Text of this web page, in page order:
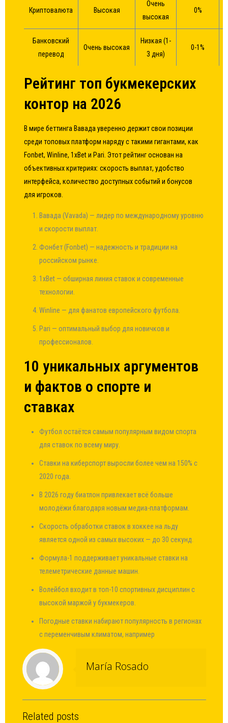
Криптовалюта Высокая
Очень
высокая
0%
Банковский
перевод
Очень высокая
Низкая (1-
3 дня)
0-1%
Рейтинг топ букмекерских
контор на 2026
В мире беттинга Вавада уверенно держит свои позиции
среди топовых платформ наряду с такими гигантами, как
Fonbet, Winline, 1xBet и Pari. Этот рейтинг основан на
объективных критериях: скорость выплат, удобство
интерфейса, количество доступных событий и бонусов
для игроков.
Вавада (Vavada) — лидер по международному уровню
и скорости выплат.
Фонбет (Fonbet) — надежность и традиции на
российском рынке.
1xBet — обширная линия ставок и современные
технологии.
Winline — для фанатов европейского футбола.
Pari — оптимальный выбор для новичков и
профессионалов.
10 уникальных аргументов
и фактов о спорте и
ставках
Футбол остаётся самым популярным видом спорта
для ставок по всему миру.
Ставки на киберспорт выросли более чем на 150% с
2020 года.
В 2026 году биатлон привлекает всё больше
молодёжи благодаря новым медиа-платформам.
Скорость обработки ставок в хоккее на льду
является одной из самых высоких — до 30 секунд.
Формула-1 поддерживает уникальные ставки на
телеметрические данные машин.
Волейбол входит в топ-10 спортивных дисциплин с
высокой маржой у букмекеров.
Погодные ставки набирают популярность в регионах
с переменчивым климатом, например
María Rosado
Related posts